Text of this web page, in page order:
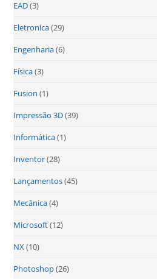
EAD(3)
Eletronica(29)
Engenharia(6)
Física(3)
Fusion (1)
Impressão 3D(39)
Informática(1)
Inventor(28)
Lançamentos(45)
Mecânica(4)
Microsoft(12)
NX(10)
Photoshop(26)